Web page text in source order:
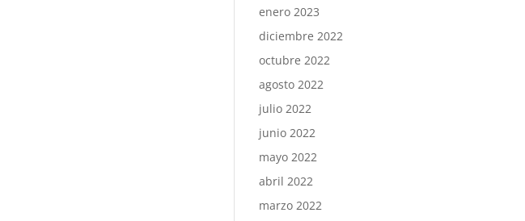
enero 2023
diciembre 2022
octubre 2022
agosto 2022
julio 2022
junio 2022
mayo 2022
abril 2022
marzo 2022